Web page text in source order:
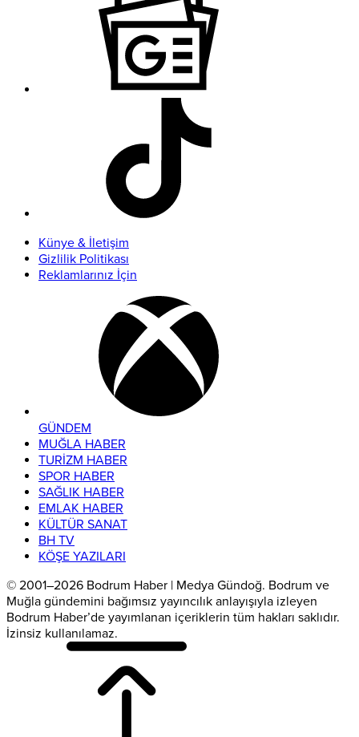
Künye & İletişim
Gizlilik Politikası
Reklamlarınız İçin
GÜNDEM
MUĞLA HABER
TURİZM HABER
SPOR HABER
SAĞLIK HABER
EMLAK HABER
KÜLTÜR SANAT
BH TV
KÖŞE YAZILARI
© 2001–2026 Bodrum Haber | Medya Gündoğ. Bodrum ve
Muğla gündemini bağımsız yayıncılık anlayışıyla izleyen
Bodrum Haber’de yayımlanan içeriklerin tüm hakları saklıdır.
İzinsiz kullanılamaz.